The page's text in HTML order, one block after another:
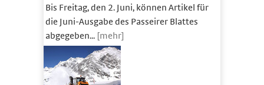
Bis Freitag, den 2. Juni, können Artikel für
die Juni-Ausgabe des Passeirer Blattes
abgegeben... [mehr]